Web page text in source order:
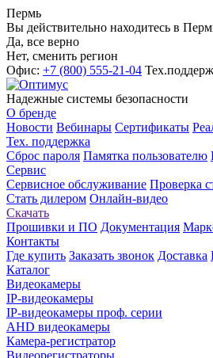
Пермь
Вы действительно находитесь в
Да, все верно
Нет, сменить регион
Офис: +7 (800) 555-21-04
Надежные системы безопасности
О бренде
Новости Вебинары Сертификаты
Тех. поддержка
Сброс пароля Памятка пользователю
Сервис
Сервисное обслуживание Проверка
Стать дилером Онлайн-видео
Скачать
Прошивки и ПО Документация
Контакты
Где купить Заказать звонок Доставка
Каталог
Видеокамеры
IP-видеокамеры
IP-видеокамеры проф. серии
AHD видеокамеры
Камера-регистратор
Видеорегистраторы